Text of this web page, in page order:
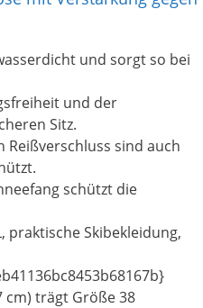
und sorgt so bei
und der
Sitz.
Reißverschluss sind auch
schützt die
praktische Skibekleidung,
cm) trägt Größe 38